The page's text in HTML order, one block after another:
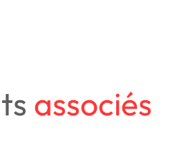
associés